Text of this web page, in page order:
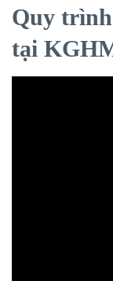
Quy
tại